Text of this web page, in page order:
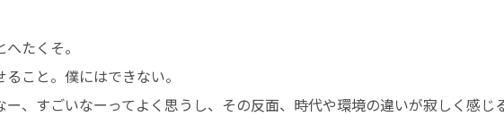
たくそ。
こと。僕にはできない。
ー、すごいなーってよく思うし、その反面、時代や環境の違いが寂しく感じ